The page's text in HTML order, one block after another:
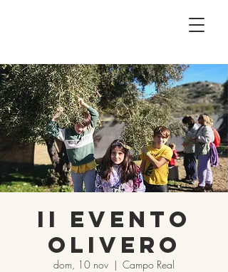
II EVENTO
OLIVERO
dom, 10 nov
  |
Campo Real